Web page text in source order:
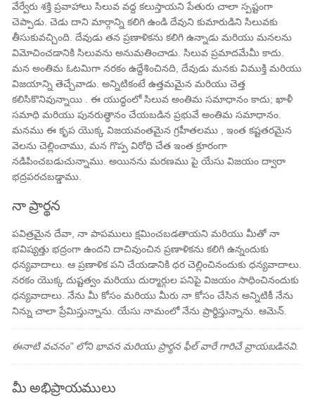
వేర్వేరు శక్తి ప్రవాహాలు సిలువ వద్ద కలుస్తాయని పేతురు చాలా స్పష్టంగా
చెప్పాడు. చెడు దాని మార్గాన్ని కలిగి ఉండి దేవుని కుమారుడిని సిలువకు
తీసుకువచ్చింది. దేవుడు తన ప్రణాళికను కలిగి ఉన్నాడు మరియు మనలను
విమోచించడానికి సిలువను అనుమతించాడు. సిలువ ప్రమాదమేమీ కాదు.
మన అంతిమ ఓటమిగా నరకం ఉద్దేశించినది, దేవుడు మనకు విముక్తి మరియు
విజయాన్ని తెచ్చేవాడు. అన్నిటికంటే ఉత్తమమైన మరియు చెత్త
కలిసికొనివున్నాయి . ఈ యుద్ధంలో సిలువ అంతిమ సమాధానం కాదు; ఖాళీ
సమాధి మరియు పునరుత్థానం చేయబడిన ప్రభువే అంతిమ సమాధానం.
మనము ఈ కృప యొక్క విజయవంతమైన గ్రహీతలము , ఇంత కష్టతరమైన
వెలను చెల్లించాము, మన గొప్ప విరోధి చేత ఇంత క్రూరంగా
నడిపించబడుచున్నాము. అయినను మరణము పై యేసు విజయం ద్వారా
భద్రపరచబడ్డాము.
నా ప్రార్థన
పవిత్రమైన దేవా, నా పాపములు క్షమించబడతాయని మరియు మీతో నా
భవిష్యత్తు భద్రంగా ఉందని దాచివుంచిన ప్రణాళికను కలిగి ఉన్నందుకు
ధన్యవాదాలు. ఆ ప్రణాళిక పని చేయడానికి ధర చెల్లించినందుకు ధన్యవాదాలు.
నరకం యొక్క దుష్టత్వం మరియు దుర్మార్గుల పనిపై విజయం సాధించినందుకు
ధన్యవాదాలు. నేను మీ కోసం మరియు మీరు నా కోసం చేసిన అన్నిటికీ నేను
నిన్ను చాలా ప్రేమిస్తున్నాను. యేసు నామంలో నేను ప్రార్థిస్తున్నాను. ఆమెన్.
ఈనాటి వచనం" లోని భావన మరియు ప్రార్థన ఫీల్ వారే గారిచే వ్రాయబడినవి.
మీ అభిప్రాయములు